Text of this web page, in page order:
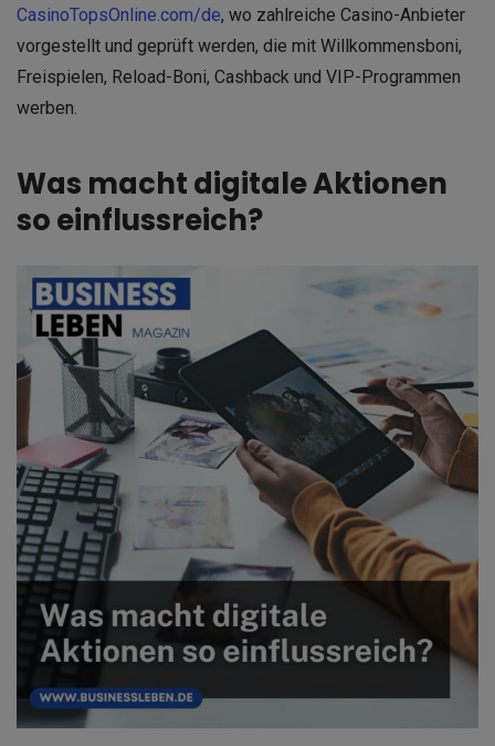
CasinoTopsOnline.com/de, wo zahlreiche Casino-Anbieter
vorgestellt und geprüft werden, die mit Willkommensboni,
Freispielen, Reload-Boni, Cashback und VIP-Programmen
werben.
Was macht digitale Aktionen
so einflussreich?